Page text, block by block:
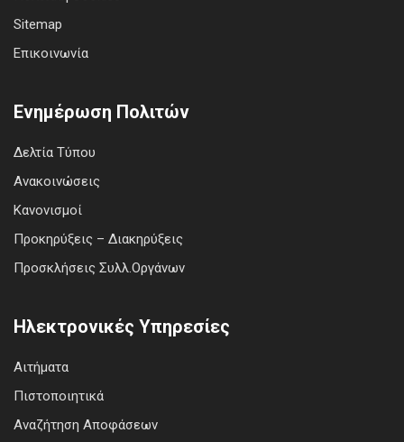
Sitemap
Επικοινωνία
Ενημέρωση Πολιτών
Δελτία Τύπου
Ανακοινώσεις
Κανονισμοί
Προκηρύξεις – Διακηρύξεις
Προσκλήσεις Συλλ.Οργάνων
Ηλεκτρονικές Υπηρεσίες
Αιτήματα
Πιστοποιητικά
Αναζήτηση Αποφάσεων